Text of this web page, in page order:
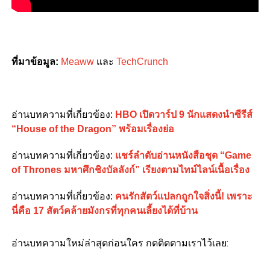
ที่มาข้อมูล: Meawwและ TechCrunch
อ่านบทความที่เกี่ยวข้อง: HBO เปิดวาร์ป 9 นักแสดงนำซีรีส์
“House of the Dragon” พร้อมเรื่องย่อ
อ่านบทความที่เกี่ยวข้อง: แชร์ลำดับอ่านหนังสือชุด “Game
of Thrones มหาศึกชิงบัลลังก์” เรียงตามไทม์ไลน์เนื้อเรื่อง
อ่านบทความที่เกี่ยวข้อง: คนรักสัตว์แปลกถูกใจสิ่งนี้! เพราะ
นี่คือ 17 สัตว์คล้ายมังกรที่ทุกคนเลี้ยงได้ที่บ้าน
อ่านบทความใหม่ล่าสุดก่อนใคร กดติดตามเราไว้เลย: